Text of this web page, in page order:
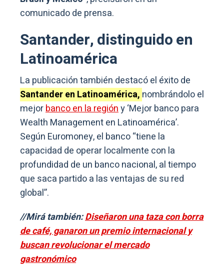
comunicado de prensa.
Santander, distinguido en
Latinoamérica
La publicación también destacó el éxito de
Santander en Latinoamérica, nombrándolo el
mejorbanco en la regióny ‘Mejor banco para
Wealth Management en Latinoamérica’.
Según Euromoney, el banco “tiene la
capacidad de operar localmente con la
profundidad de un banco nacional, al tiempo
que saca partido a las ventajas de su red
global”.
//Mirá también:Diseñaron una taza con borra
de café, ganaron un premio internacional y
buscan revolucionar el mercado
gastronómico